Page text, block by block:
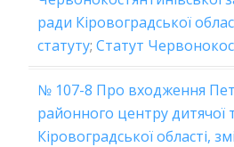
ради Кіровоградської
статуту; Статут
№ 107-8 Про входження
районного центру дитячої
Кіровоградської області,